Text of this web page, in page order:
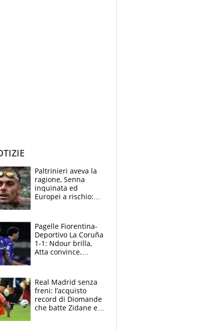
Paltrinieri aveva la
ragione, Senna
inquinata ed
Europei a rischio:
adesso
Pagelle Fiorentina-
Deportivo La Coruña
1-1: Ndour brilla,
Atta convince.
Real Madrid senza
freni: l’acquisto
record di Diomande
che batte Zidane e